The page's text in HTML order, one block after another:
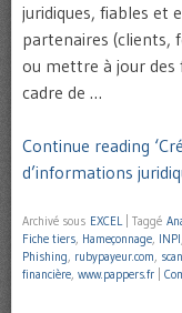
juridiques, fiables et
partenaires (clients,
ou mettre à jour des
cadre de …
Continue reading
d’informations
Archivé sous EXCEL Taggé
Fiche tiers, Hameçonnage, INPI
Phishing, rubypayeur.com,
financière, www.pappers.fr